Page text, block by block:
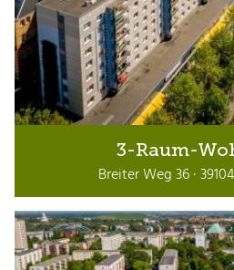
3-Raum-
Breiter Weg 36 ·